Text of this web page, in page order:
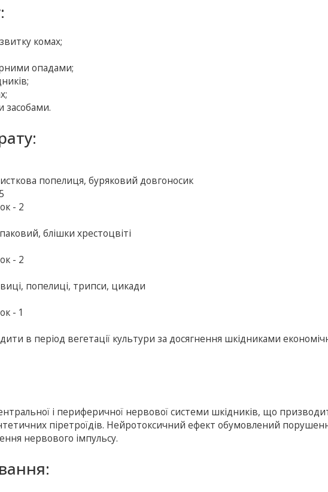
комах;
опадами;
засобами.
попелиця, буряковий довгоносик
- 2
блішки хрестоцвіті
- 2
попелиці, трипси, цикади
- 1
в період вегетації культури за досягнення шкідниками
і периферичної нервової системи шкідників, що
піретроїдів. Нейротоксичний ефект обумовлений
нервового імпульсу.